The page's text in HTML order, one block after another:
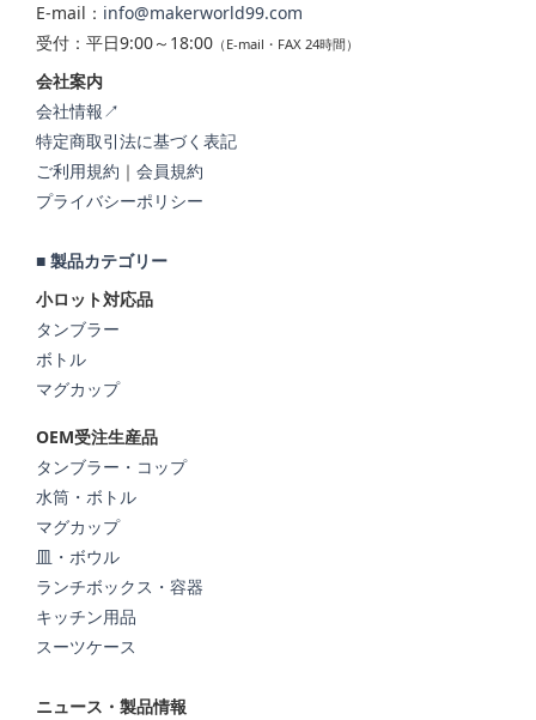
E-mail： info@makerworld99.com
受付：平日9:00～18:00 （E-mail・FAX 24時間）
会社案内
会社情報↗
特定商取引法に基づく表記
ご利用規約 ｜ 会員規約
プライバシーポリシー
■ 製品カテゴリー
小ロット対応品
タンブラー
ボトル
マグカップ
OEM受注生産品
タンブラー・コップ
水筒・ボトル
マグカップ
皿・ボウル
ランチボックス・容器
キッチン用品
スーツケース
ニュース・製品情報